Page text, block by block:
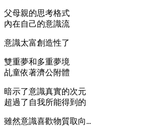
父母親的思考格式
內在自己的意識流
意識太富創造性了
雙重夢和多重夢境
乩童依著濟公附體
暗示了意識真實的次元
超過了自我所能得到的
雖然意識喜歡物質取向…